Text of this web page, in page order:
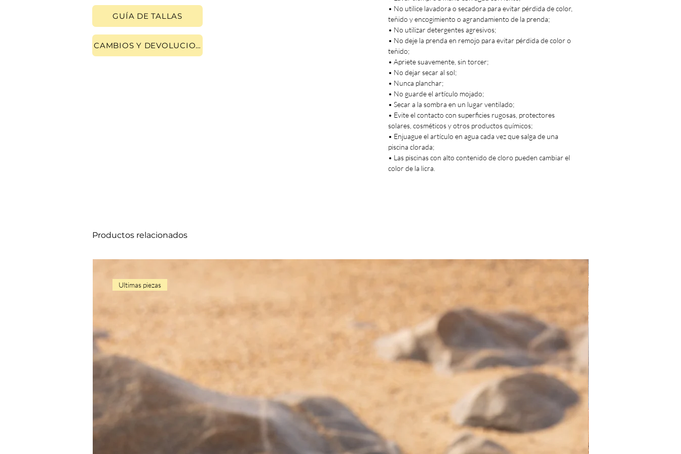
La modelo lleva la talla S.
• No utilice lavadora o secadora para evitar pérdida de color,
teñido y encogimiento o agrandamiento de la prenda;
• No utilizar detergentes agresivos;
• No deje la prenda en remojo para evitar pérdida de color o
teñido;
• Apriete suavemente, sin torcer;
• No dejar secar al sol;
• Nunca planchar;
• No guarde el artículo mojado;
• Secar a la sombra en un lugar ventilado;
• Evite el contacto con superficies rugosas, protectores
solares, cosméticos y otros productos químicos;
• Enjuague el artículo en agua cada vez que salga de una
piscina clorada;
• Las piscinas con alto contenido de cloro pueden cambiar el
color de la licra.
GUÍA DE TALLAS
CAMBIOS Y DEVOLUCIONES
Productos relacionados
Ultimas piezas